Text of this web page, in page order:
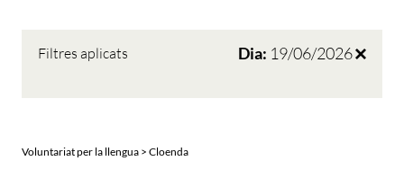
Filtres aplicats Dia: 19/06/2026
Voluntariat per la llengua > Cloenda